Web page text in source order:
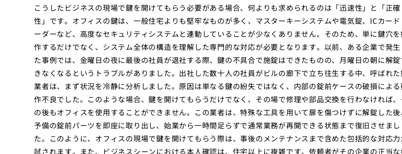
こうしたビジネスの現場で鍵を開けてもらう必要がある場合、何よりも求められるのは「迅速性」と「正確
性」です。オフィスの鍵は、一般住宅よりも堅牢なものが多く、マスターキーシステムや電気錠、ICカード
ーダーなど、高度なセキュリティシステムと連動していることが少なくありません。そのため、単に鍵穴を
作するだけでなく、システム全体の構造を理解した専門的な対応が必要となります。以前、ある企業で発生
た事例では、金曜日の夜に最後の社員が退社する際、鍵の不具合で施錠はできたものの、月曜日の朝に解錠
きなくなるというトラブルがありました。出社した数十人の社員がビルの廊下で立ち往生する中、呼ばれた
業者は、まず状況を冷静に分析しました。原因は単なる鍵の紛失ではなく、内部の錠前ケースの破損による
作不良でした。このような場合、鍵を開けてもらうだけでなく、その場で修理や部品交換を行わなければ、
の後もオフィスを使用することができません。この業者は、特殊な工具を用いて扉を傷つけずに解錠した後
予備の錠前パーツを即座に取り出し、始業から一時間足らずで通常業務が再開できる状態まで復旧させまし
た。このように、オフィスの現場で鍵を開けてもらう際は、事後のメンテナンスまで含めた包括的な対応力
試されます。また、ビジネスシーンにおける本人確認は、住宅以上に複雑です。依頼者がその企業の正当な